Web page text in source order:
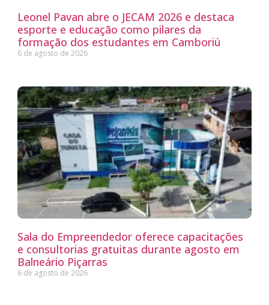
Leonel Pavan abre o JECAM 2026 e destaca
esporte e educação como pilares da
formação dos estudantes em Camboriú
6 de agosto de 2026
Sala do Empreendedor oferece capacitações
e consultorias gratuitas durante agosto em
Balneário Piçarras
6 de agosto de 2026